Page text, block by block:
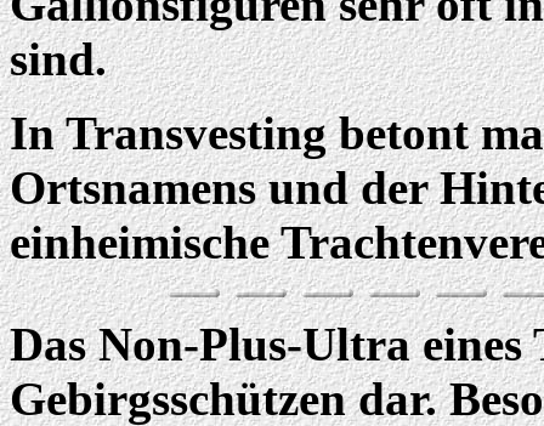
sind.
In Transvesting betont
Ortsnamens und der
einheimische
Das Non-Plus-Ultra eines
Gebirgsschützen dar.